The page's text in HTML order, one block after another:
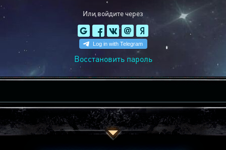
Или войдите через
Восстановить пароль